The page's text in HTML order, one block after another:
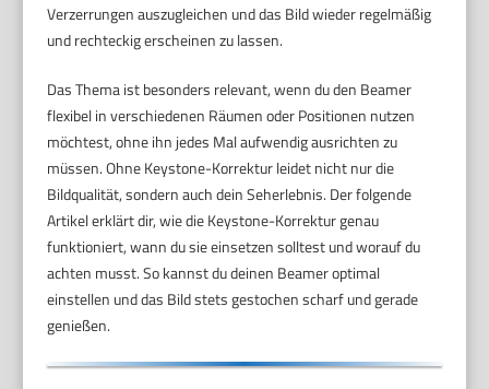
Verzerrungen auszugleichen und das Bild wieder regelmäßig
und rechteckig erscheinen zu lassen.
Das Thema ist besonders relevant, wenn du den Beamer
flexibel in verschiedenen Räumen oder Positionen nutzen
möchtest, ohne ihn jedes Mal aufwendig ausrichten zu
müssen. Ohne Keystone-Korrektur leidet nicht nur die
Bildqualität, sondern auch dein Seherlebnis. Der folgende
Artikel erklärt dir, wie die Keystone-Korrektur genau
funktioniert, wann du sie einsetzen solltest und worauf du
achten musst. So kannst du deinen Beamer optimal
einstellen und das Bild stets gestochen scharf und gerade
genießen.